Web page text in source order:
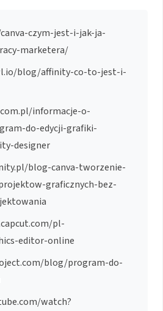
czym-jest-i-jak-ja-
marketera/
blog/affinity-co-to-jest-i-
informacje-o-
do-edycji-grafiki-
designer
blog-canva-tworzenie-
graficznych-bez-
pl-
editor-online
blog/program-do-
watch?